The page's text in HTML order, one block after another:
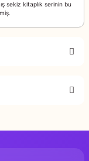
sekiz kitaplık serinin bu